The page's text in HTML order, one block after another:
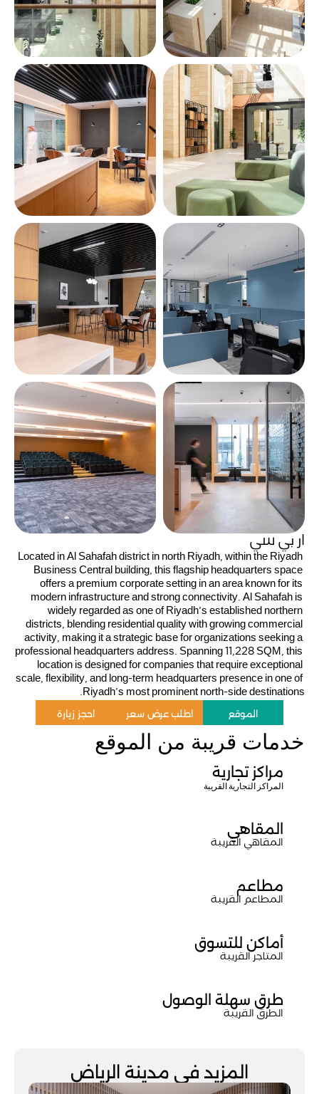
ار بي سي
Located in Al Sahafah district in north Riyadh, within the Riyadh
Business Central building, this flagship headquarters space
offers a premium corporate setting in an area known for its
modern infrastructure and strong connectivity. Al Sahafah is
widely regarded as one of Riyadh’s established northern
districts, blending residential quality with growing commercial
activity, making it a strategic base for organizations seeking a
professional headquarters address. Spanning 11,228 SQM, this
location is designed for companies that require exceptional
scale, flexibility, and long-term headquarters presence in one of
Riyadh’s most prominent north-side destinations.
الموقع
الموقع
احجز زيارة
احجز زيارة
اطلب عرض سعر
اطلب عرض سعر
خدمات قريبة من الموقع
مراكز تجارية
المراكز التجارية القريبة
المقاهي
المقاهي القريبة
مطاعم
المطاعم القريبة
أماكن للتسوق
المتاجر القريبة
طرق سهلة الوصول
الطرق القريبة
المزيد في مدينة الرياض